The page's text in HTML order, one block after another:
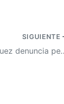
SIGUIENTE
Romeo Velásquez denuncia